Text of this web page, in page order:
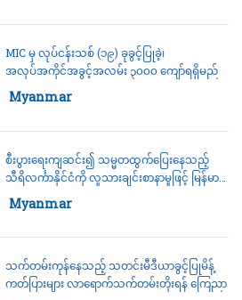
MIC မှ လုပ်ငန်းသစ် (၁၉) ခုခွင့်ပြုခဲ့၊
အလုပ်အကိုင်အခွင့်အလမ်း ၃၀၀၀ ကျော်ရရှိမည်
Category:
Myanmar
စီးပွားရေးကျဆင်း၍ သမ္မတထွက်ပြေးနေသည့်
သီရိလင်္ကာနိုင်ငံကို လူသားချင်းစာနာမှုဖြင့် မြန်မာမှ
ဆန်လှူဒါန်းမည်
Category:
Myanmar
သက်တမ်းကုန်နေသည့် သတင်းမီဒီယာခွင့်ပြုမိန့်
ကတ်ပြားများ လာရောက်သက်တမ်းတိုးရန် ကြေညာ